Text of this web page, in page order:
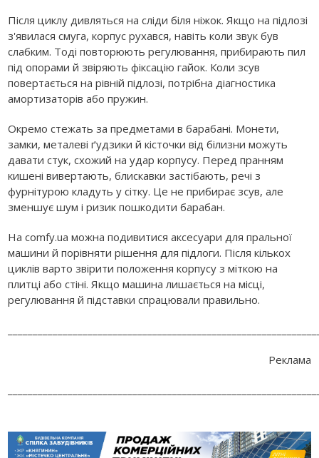
Після циклу дивляться на сліди біля ніжок. Якщо на підлозі
з'явилася смуга, корпус рухався, навіть коли звук був
слабким. Тоді повторюють регулювання, прибирають пил
під опорами й звіряють фіксацію гайок. Коли зсув
повертається на рівній підлозі, потрібна діагностика
амортизаторів або пружин.
Окремо стежать за предметами в барабані. Монети,
замки, металеві ґудзики й кісточки від білизни можуть
давати стук, схожий на удар корпусу. Перед пранням
кишені вивертають, блискавки застібають, речі з
фурнітурою кладуть у сітку. Це не прибирає зсув, але
зменшує шум і ризик пошкодити барабан.
На comfy.ua можна подивитися аксесуари для пральної
машини й порівняти рішення для підлоги. Після кількох
циклів варто звірити положення корпусу з міткою на
плитці або стіні. Якщо машина лишається на місці,
регулювання й підставки спрацювали правильно.
Реклама